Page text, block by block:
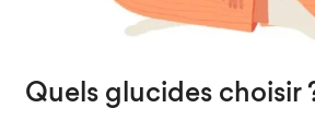
Quels glucides choisir